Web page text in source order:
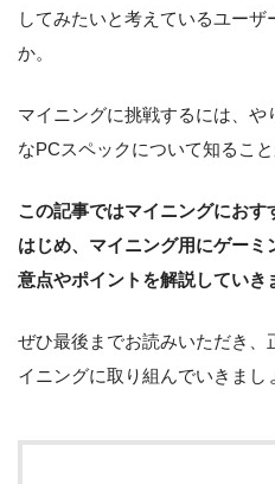
してみたいと考えているユーザ
か。
マイニングに挑戦するには、
なPCスペックについて知ること
この記事ではマイニングにお
はじめ、マイニング用にゲー
意点やポイントを解説していき
ぜひ最後までお読みいただき、
イニングに取り組んでいきまし